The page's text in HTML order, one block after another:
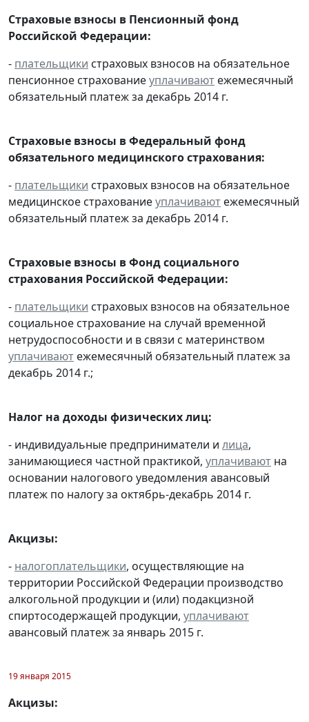
Страховые взносы в Пенсионный фонд
Российской Федерации:
- плательщики страховых взносов на обязательное
пенсионное страхованиеуплачивают ежемесячный
обязательный платеж за декабрь 2014 г.
Страховые взносы в Федеральный фонд
обязательного медицинского страхования:
- плательщики страховых взносов на обязательное
медицинское страхованиеуплачивают ежемесячный
обязательный платеж за декабрь 2014 г.
Страховые взносы в Фонд социального
страхования Российской Федерации:
- плательщики страховых взносов на обязательное
социальное страхование на случай временной
нетрудоспособности и в связи с материнством
уплачивают ежемесячный обязательный платеж за
декабрь 2014 г.;
Налог на доходы физических лиц:
- индивидуальные предприниматели и лица,
занимающиеся частной практикой, уплачивают на
основании налогового уведомления авансовый
платеж по налогу за октябрь-декабрь 2014 г.
Акцизы:
- налогоплательщики, осуществляющие на
территории Российской Федерации производство
алкогольной продукции и (или) подакцизной
спиртосодержащей продукции, уплачивают
авансовый платеж за январь 2015 г.
19 января 2015
Акцизы: